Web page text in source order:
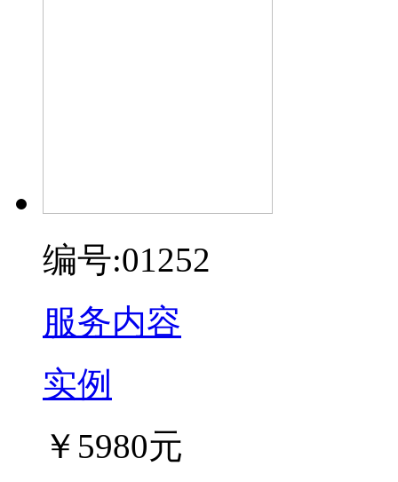
编号:01252
服务内容
实例
￥5980元